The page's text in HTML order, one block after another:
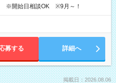
※開始日相談OK ※9月～！
募する 詳細へ
掲載日：2026.08.06